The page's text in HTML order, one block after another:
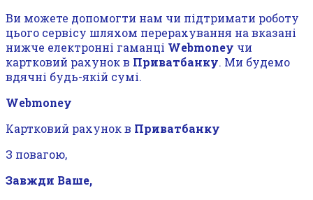
Ви можете допомогти нам чи підтримати роботу
цього сервісу шляхом перерахування на вказані
нижче електронні гаманці Webmoney чи
картковий рахунок в Приватбанку. Ми будемо
вдячні будь-якій сумі.
Webmoney
Картковий рахунок в Приватбанку
З повагою,
Завжди Ваше,